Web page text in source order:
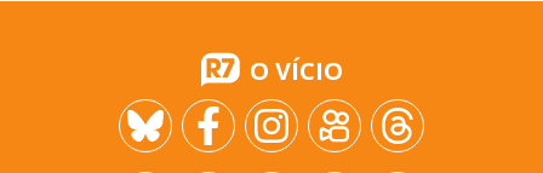
O VÍCIO